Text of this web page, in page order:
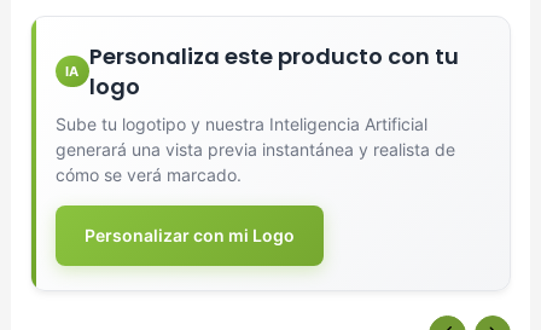
IA
Personaliza este producto con tu
logo
Sube tu logotipo y nuestra Inteligencia Artificial
generará una vista previa instantánea y realista de
cómo se verá marcado.
Personalizar con mi Logo
Diseñador de Vistas Previas
con IA